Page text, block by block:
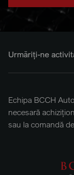
Urmăriți-ne
Echipa BCCH
necesară
sau la comandă